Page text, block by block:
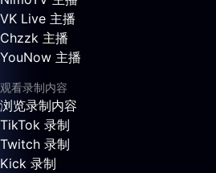
VK Live 主播
Chzzk 主播
YouNow 主播
观看录制内容
浏览录制内容
TikTok 录制
Twitch 录制
Kick 录制